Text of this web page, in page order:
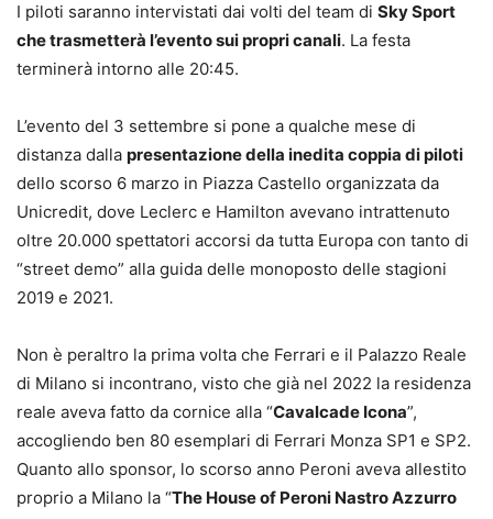
I piloti saranno intervistati dai volti del team di Sky Sport
che trasmetterà l’evento sui propri canali. La festa
terminerà intorno alle 20:45.
L’evento del 3 settembre si pone a qualche mese di
distanza dalla presentazione della inedita coppia di piloti
dello scorso 6 marzo in Piazza Castello organizzata da
Unicredit, dove Leclerc e Hamilton avevano intrattenuto
oltre 20.000 spettatori accorsi da tutta Europa con tanto di
“street demo” alla guida delle monoposto delle stagioni
2019 e 2021.
Non è peraltro la prima volta che Ferrari e il Palazzo Reale
di Milano si incontrano, visto che già nel 2022 la residenza
reale aveva fatto da cornice alla “Cavalcade Icona”,
accogliendo ben 80 esemplari di Ferrari Monza SP1 e SP2.
Quanto allo sponsor, lo scorso anno Peroni aveva allestito
proprio a Milano la “The House of Peroni Nastro Azzurro